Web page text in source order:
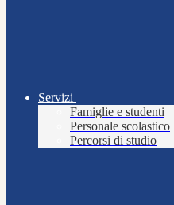
Servizi
Famiglie e studenti
Personale scolastico
Percorsi di studio